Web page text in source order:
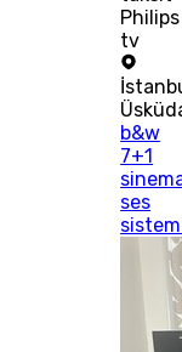
Philips
tv
b&w
7+1
ses